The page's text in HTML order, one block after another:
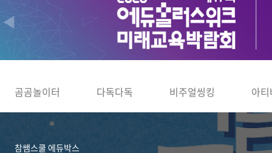
◀
곰곰놀이터 다독다독 비주얼씽킹 아
참쌤스쿨 에듀박스